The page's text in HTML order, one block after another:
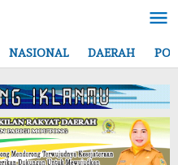
NASIONAL DAERAH